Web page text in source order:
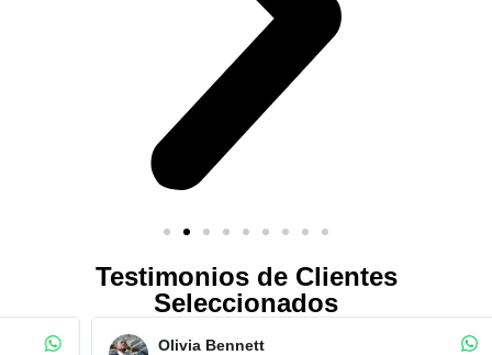
Testimonios de Clientes
Seleccionados
Olivia Bennett